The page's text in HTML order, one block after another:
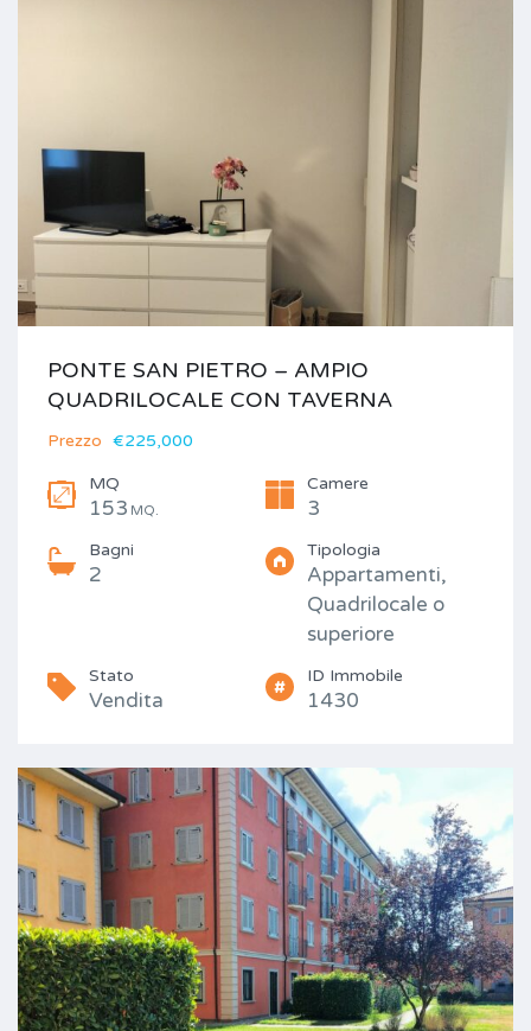
PONTE SAN PIETRO – AMPIO
QUADRILOCALE CON TAVERNA
Prezzo €225,000
MQ
153 MQ.
Camere
3
Bagni
2
Tipologia
Appartamenti,
Quadrilocale o
superiore
Stato
Vendita
ID Immobile
1430